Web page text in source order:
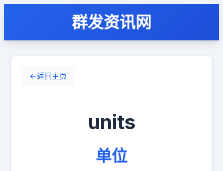
群发资讯网
←返回主页
units
单位